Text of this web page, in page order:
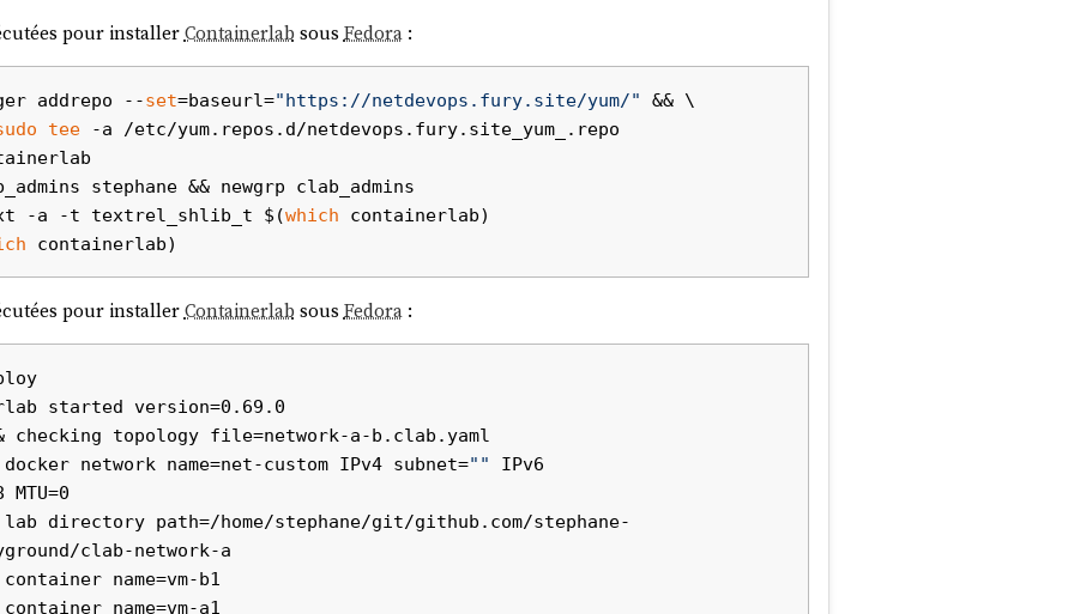
j'ai appris que quand lenetwork backend user
etNAT. Il répond aux requêtes DHCP de la VM démarrée et gère aussi le routage IP en
attachées à l'interface eth0:
64
64
pense avoir compris que dans une
), nommé aussi "network prefix
àune adresse d'interface.
est identique :
par conversionEUI-64de l'adresse MAC52:54:00:12:34:56=>5054:00ff:fe12:3456
adresse
si j'ajoute une interface réseau supplémentaire à la machine virtuelle :
pour installerContainerlab sous Fedora:
addrepo --set=baseurl="https://netdevops.fury.site/yum/"
&& \
tee -a /etc/yum.repos.d/netdevops.fury.site_yum_.repo
stephane && newgrp clab_admins
-a -t textrel_shlib_t $(which containerlab)
pour installerContainerlab sous Fedora:
started version=0.69.0
checking topology file=network-a-b.clab.yaml
network name=net-custom IPv4 subnet=""
IPv6
lab directory path=/home/stephane/git/github.com/stephane-
clab-network-a
name=vm-b1
name=vm-a1